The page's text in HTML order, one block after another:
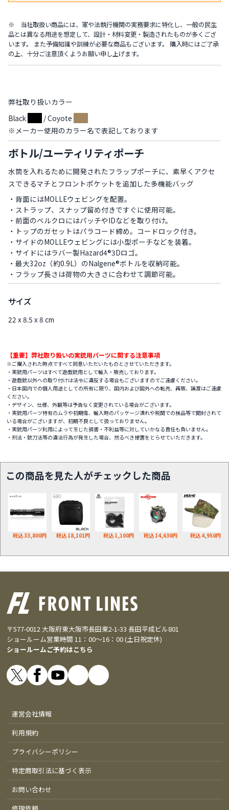
※ 当社取扱い商品には、軍や法執行機関の実務要求に特化し、一般の民生
品とは異なる用途を想定して、設計・材料変更・製造されたものが多くござ
います。 また予備知識や訓練が必要な商品もございます。 購入時にはご了承
の上、十分ご注意頂くようお願い申し上げます。
弊社取り扱いカラー
Black
/ Coyote
※メーカー使用のカラー名で表記しております
ボトル/ユーティリティポーチ
水筒を入れるために開発されたフラップポーチに、素早くアクセ
スできるマチとフロントポケットを追加した多機能バッグ
・背面にはMOLLEウェビングを配置。
・ストラップ、スナップ留め付きですぐに使用可能。
・前面のベルクロにはパッチやIDなどを取り付け。
・トップのガセットはパラコード締め。コードロック付き。
・サイドのMOLLEウェビングには小型ポーチなどを装着。
・サイドにはラバー製Hazard4®3Dロゴ。
・最大32oz（約0.9L）のNalgene®ボトルを収納可能。
・フラップ長さは荷物の大きさに合わせて調節可能。
サイズ
22 x 8.5 x 8 cm
【重要】弊社取り扱いの実銃用パーツに関する注意事項
※ご購入された時点ですべて同意いただいたものとさせていただきます。
・実銃用パーツはすべて遊戯銃用として輸入・販売しております。
・遊戯銃以外への取り付けは法令に違反する場合もございますのでご遠慮ください。
・日本国内での個人用途としての所有に限り、国内および国外への転売、再販、譲渡はご遠慮
ください。
・デザイン、仕様、外観等は予告なく変更されている場合がございます。
・実銃用パーツ特有のムラや初期傷、輸入時のパッケージ潰れや税関での検品等で開封されて
いる場合がございますが、初期不良として扱っておりません。
・実銃用パーツ利用によって生じた損害・不利益等に対していかなる責任も負いません。
・刑法・銃刀法等の違法行為が発生した場合、然るべき措置をとらせていただきます。
この商品を見た人がチェックした商品
税込 33,800円 税込 18,101円 税込 1,100円 税込 14,630円 税込 4,950円
〒577-0012 大阪府東大阪市長田東2-1-33 長田平成ビル801
ショールーム営業時間 11：00～16：00 (土日祝定休)
ショールームご予約はこちら
運営会社情報
利用規約
プライバシーポリシー
特定商取引法に基づく表示
お問い合わせ